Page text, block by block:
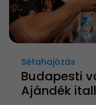
Sétahajózás
Budapesti
Ajándék